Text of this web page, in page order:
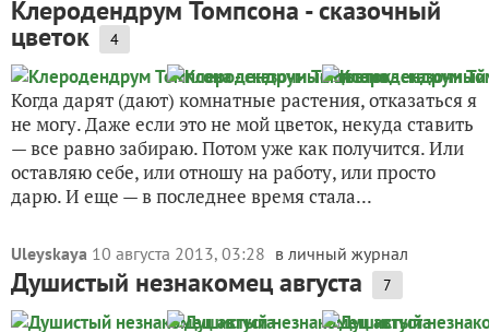
Клеродендрум Томпсона - сказочный
цветок 4
Когда дарят (дают) комнатные растения, отказаться я
не могу. Даже если это не мой цветок, некуда ставить
— все равно забираю. Потом уже как получится. Или
оставляю себе, или отношу на работу, или просто
дарю. И еще — в последнее время стала...
Uleyskaya 10 августа 2013, 03:28 в личный журнал
Душистый незнакомец августа 7